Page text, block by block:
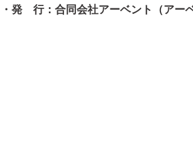
・発　行：合同会社アーベント（アー